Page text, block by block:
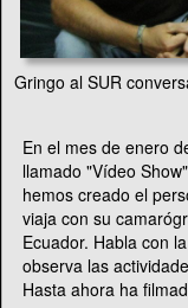
Gringo al SUR
En el mes de enero
llamado "Vídeo
hemos creado el
viaja con su
Ecuador. Habla con
observa las
Hasta ahora ha